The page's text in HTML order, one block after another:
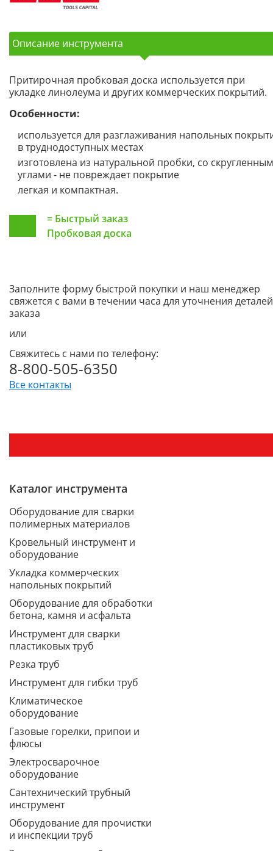
Описание инструмента
Притирочная пробковая доска используется при
укладке линолеума и других коммерческих покрытий.
Особенности:
используется для разглаживания напольных
в труднодоступных местах
изготовлена из натуральной пробки, со
углами - не повреждает покрытие
легкая и компактная.
= Быстрый заказ
Пробковая доска
Заполните форму быстрой покупки и наш менеджер
свяжется с вами в течении часа для уточнения деталей
заказа
или
Свяжитесь с нами по телефону:
8-800-505-6350
Все контакты
Каталог инструмента
Оборудование для сварки
полимерных материалов
Кровельный инструмент и
оборудование
Укладка коммерческих
напольных покрытий
Оборудование для обработки
бетона, камня и асфальта
Инструмент для сварки
пластиковых труб
Резка труб
Инструмент для гибки труб
Климатическое
оборудование
Газовые горелки, припои и
флюсы
Электросварочное
оборудование
Сантехнический трубный
инструмент
Оборудование для прочистки
и инспекции труб